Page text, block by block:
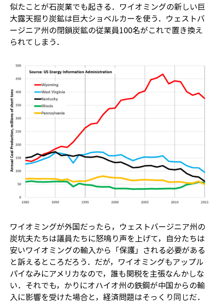
似たことが石炭業でも起きる．ワイオミングの新しい巨
大露天掘り炭鉱は巨大ショベルカーを使う．ウェストバ
ージニア州の閉鎖炭鉱の従業員100名がこれで置き換え
られてしまう．
ワイオミングが外国だったら，ウェストバージニア州の
炭坑夫たちは議員たちに怒鳴り声を上げて，自分たちは
安いワイオミングの輸入から「保護」される必要がある
と訴えるところだろう．だが，ワイオミングもアップル
パイなみにアメリカなので，誰も関税を主張なんかしな
い．それでも，かりにオハイオ州の鉄鋼が中国からの輸
入に影響を受けた場合と，経済問題はそっくり同じだ．